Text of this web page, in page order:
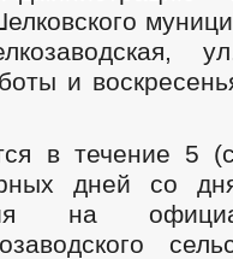
и
в течение 5
дней со
на